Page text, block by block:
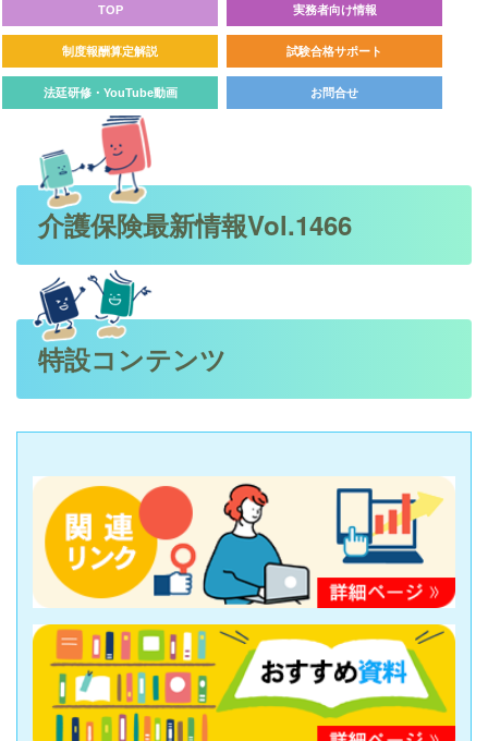
TOP 実務者向け情報
制度報酬算定解説 試験合格サポート
法廷研修・YouTube動画 お問合せ
介護保険最新情報Vol.1466
特設コンテンツ